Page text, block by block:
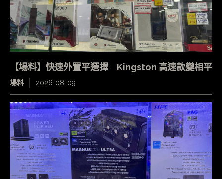
【場料】快速外置平選擇 Kingston 高速款變相平
場料 2026-08-09